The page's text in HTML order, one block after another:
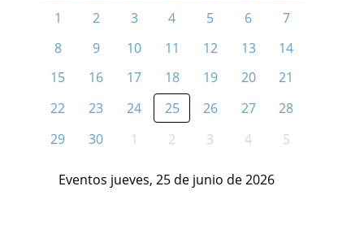
1 2 3 4 5 6
7
8
9 10 11 12 13
14
15
16 17 18 19 20
21
22
23 24 25 26 27
28
29
30 1 2 3 4 5
Eventos jueves, 25 de junio de 2026